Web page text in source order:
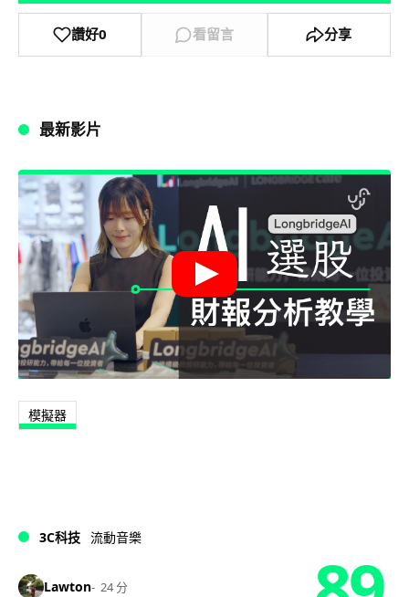
讚好0 看留言 分享
最新影片
模擬器
3C科技 流動音樂
Lawton 24 分